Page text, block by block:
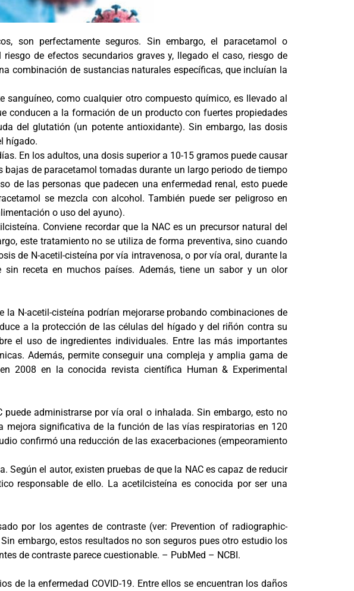
son perfectamente seguros. Sin embargo, el paracetamol o
de efectos secundarios graves y, llegado el caso, riesgo de
combinación de sustancias naturales específicas, que incluían la
sanguíneo, como cualquier otro compuesto químico, es llevado al
conducen a la formación de un producto con fuertes propiedades
del glutatión (un potente antioxidante). Sin embargo, las dosis
hígado.
En los adultos, una dosis superior a 10-15 gramos puede causar
de paracetamol tomadas durante un largo periodo de tiempo
de las personas que padecen una enfermedad renal, esto puede
se mezcla con alcohol. También puede ser peligroso en
o uso del ayuno).
Conviene recordar que la NAC es un precursor natural del
este tratamiento no se utiliza de forma preventiva, sino cuando
de N-acetil-cisteína por vía intravenosa, o por vía oral, durante la
receta en muchos países. Además, tiene un sabor y un olor
N-acetil-cisteína podrían mejorarse probando combinaciones de
a la protección de las células del hígado y del riñón contra su
el uso de ingredientes individuales. Entre las más importantes
Además, permite conseguir una compleja y amplia gama de
2008 en la conocida revista científica Human & Experimental
administrarse por vía oral o inhalada. Sin embargo, esto no
significativa de la función de las vías respiratorias en 120
confirmó una reducción de las exacerbaciones (empeoramiento
el autor, existen pruebas de que la NAC es capaz de reducir
responsable de ello. La acetilcisteína es conocida por ser una
por los agentes de contraste (ver: Prevention of radiographic-
embargo, estos resultados no son seguros pues otro estudio los
de contraste parece cuestionable. – PubMed – NCBI.
de la enfermedad COVID-19. Entre ellos se encuentran los daños